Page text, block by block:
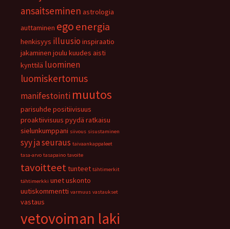
ansaitseminen astrologia
auttaminen egoenergia
henkisyys illuusio inspiraatio
jakaminen joulu kuudes aisti
kynttilä luominen
luomiskertomus
manifestointi muutos
parisuhde positiivisuus
proaktiivisuus pyydä ratkaisu
sielunkumppani siivous sisustaminen
syy ja seuraus taivaankappaleet
tasa-arvo tasapaino tavoite
tavoitteettunteet tähtimerkit
tähtimerkki unetuskonto
uutiskommentti varmuus vastaukset
vastaus
vetovoiman laki